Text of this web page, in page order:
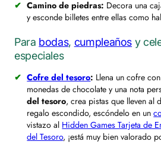
Camino de piedras: Decora una
y esconde billetes entre ellas como
Para bodas, cumpleaños y
especiales
Cofre del tesoro: Llena un cofre
monedas de chocolate y una nota
del tesoro, crea pistas que lleven al
regalo escondido, escóndelo en un
vistazo al Hidden Games Tarjeta de
del Tesoro, ¡está muy bien valorado